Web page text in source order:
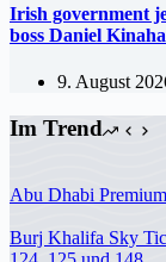
Irish government
boss Daniel
9. August
Im Trend
Abu Dhabi
Burj Khalifa Sky